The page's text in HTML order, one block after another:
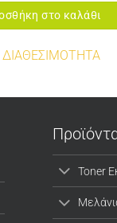
στο καλάθι
Toner